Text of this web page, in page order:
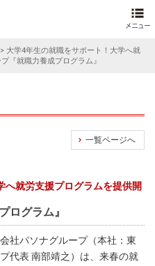
> 大学4年生の就職をサポート！大学へ就
『就職力養成プログラム』
一覧ページへ
就労支援プログラムを提供開
ログラム』
社パソナグループ（本社：東
代表 南部靖之）は、来春の就